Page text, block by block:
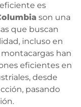
es
son una
que buscan
incluso en
han
eficientes en
desde
pasando